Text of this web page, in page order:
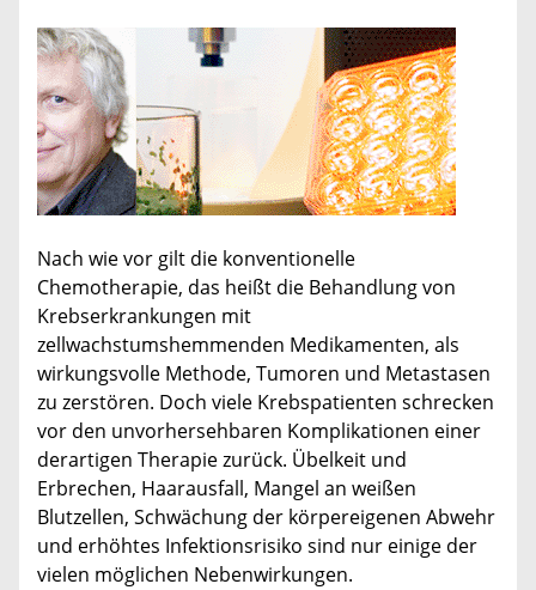
Nach wie vor gilt die konventionelle
Chemotherapie, das heißt die Behandlung von
Krebserkrankungen mit
zellwachstumshemmenden Medikamenten, als
wirkungsvolle Methode, Tumoren und Metastasen
zu zerstören. Doch viele Krebspatienten schrecken
vor den unvorhersehbaren Komplikationen einer
derartigen Therapie zurück. Übelkeit und
Erbrechen, Haarausfall, Mangel an weißen
Blutzellen, Schwächung der körpereigenen Abwehr
und erhöhtes Infektionsrisiko sind nur einige der
vielen möglichen Nebenwirkungen.